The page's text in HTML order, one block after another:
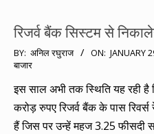
रिजर्व बैंक सिस्टम से
2010-
01-
29
BY: अनिल रघुराज ON: JANUARY
बाजार
इस साल अभी तक स्थिति यह रही
करोड़ रुपए रिजर्व बैंक के पास
हैं जिस पर उन्हें महज 3.25 फीसदी